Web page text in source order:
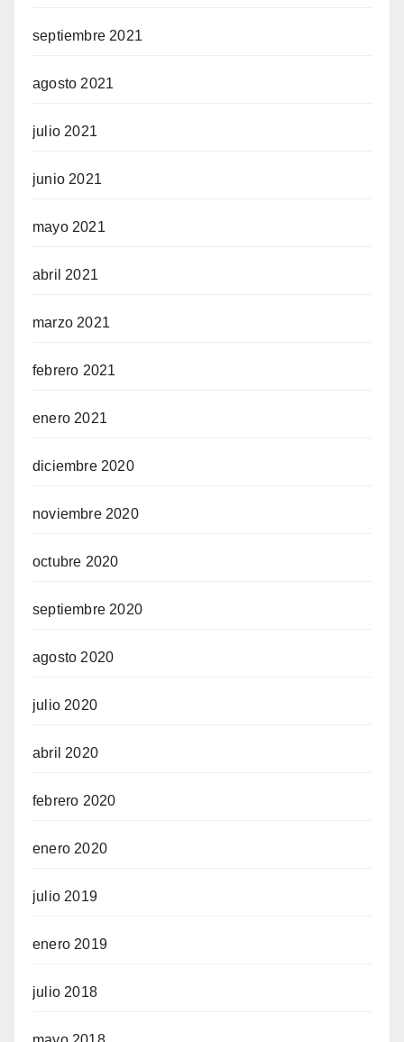
septiembre 2021
agosto 2021
julio 2021
junio 2021
mayo 2021
abril 2021
marzo 2021
febrero 2021
enero 2021
diciembre 2020
noviembre 2020
octubre 2020
septiembre 2020
agosto 2020
julio 2020
abril 2020
febrero 2020
enero 2020
julio 2019
enero 2019
julio 2018